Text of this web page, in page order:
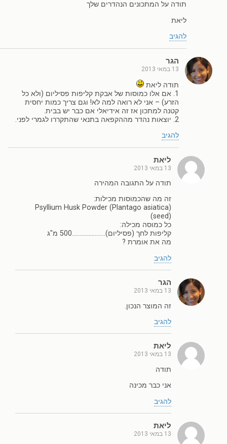
תודה על המתכונים הנהדרים שלך
ליאת
להגיב
הגר
13 במאי 2013
תודה ליאת
1. אם אלו כמוסות של אבקת קליפות פסיליום (ולא כל
הזרע) – אני לא רואה למה לא! וגם צריך כמות יחסית
קטנה למתכון אז זה אידיאלי אם כבר יש בבית.
2. יוצאות נהדר מההקפאה בתנאי שהתקררו לגמרי לפני.
להגיב
ליאת
13 במאי 2013
תודה על התגובה המהירה
זה מה שהכמוסות מכילות:
Psyllium Husk Powder (Plantago asiatica)
(seed)
כל כמוסה מכילה:
קליפות לחך (פסיליום)………………….500 מ"ג
מה את אומרת ?
להגיב
הגר
13 במאי 2013
זה המוצר הנכון.
להגיב
ליאת
13 במאי 2013
תודה
אני כבר מכינה
להגיב
ליאת
13 במאי 2013